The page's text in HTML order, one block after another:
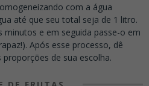
com a água
até que seu total seja de 1 litro.
minutos e em seguida passe-o em
Após esse processo, dê
de sua escolha.